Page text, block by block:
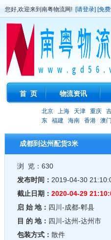
您好,欢迎来到南粤物流网! [请登录] [免
首 页 物流资讯
北京 上海 天津 重庆
东
福建 海南 香港 澳门
成都到达州配货3米
浏 览：630
发布时间： 2019-04-30
截止日期： 2020-04-29
启 始 地： 四川-成都-郫县
目 的 地： 四川-达州-达州市
包装方式： 散件